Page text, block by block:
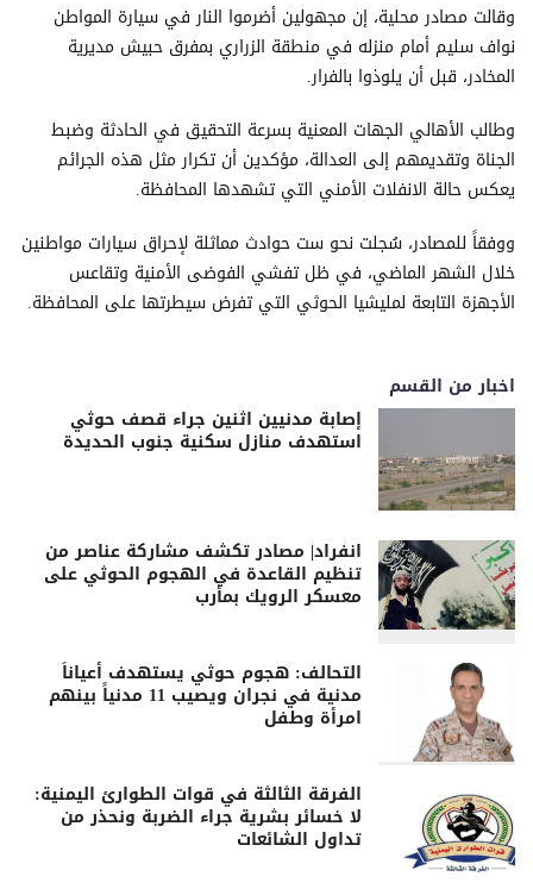
وقالت مصادر محلية، إن مجهولين أضرموا النار في سيارة المواطن
نواف سليم أمام منزله في منطقة الزراري بمفرق حبيش مديرية
المخادر، قبل أن يلوذوا بالفرار.
وطالب الأهالي الجهات المعنية بسرعة التحقيق في الحادثة وضبط
الجناة وتقديمهم إلى العدالة، مؤكدين أن تكرار مثل هذه الجرائم
يعكس حالة الانفلات الأمني التي تشهدها المحافظة.
ووفقاً للمصادر، سُجلت نحو ست حوادث مماثلة لإحراق سيارات مواطنين
خلال الشهر الماضي، في ظل تفشي الفوضى الأمنية وتقاعس
الأجهزة التابعة لمليشيا الحوثي التي تفرض سيطرتها على المحافظة.
اخبار من القسم
إصابة مدنيين اثنين جراء قصف حوثي
استهدف منازل سكنية جنوب الحديدة
انفراد| مصادر تكشف مشاركة عناصر من
تنظيم القاعدة في الهجوم الحوثي على
معسكر الرويك بمأرب
التحالف: هجوم حوثي يستهدف أعياناً
مدنية في نجران ويصيب 11 مدنياً بينهم
امرأة وطفل
الفرقة الثالثة في قوات الطوارئ اليمنية:
لا خسائر بشرية جراء الضربة ونحذر من
تداول الشائعات